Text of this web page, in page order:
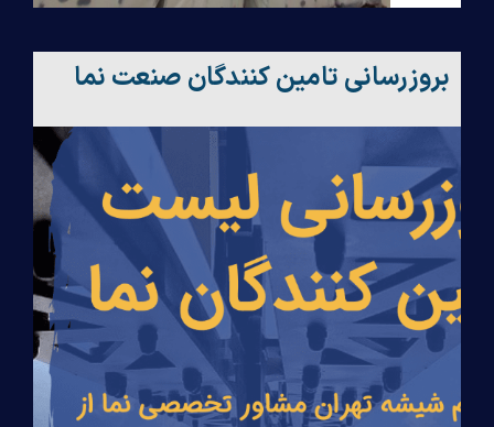
بروزرسانی تامین کنندگان صنعت نما